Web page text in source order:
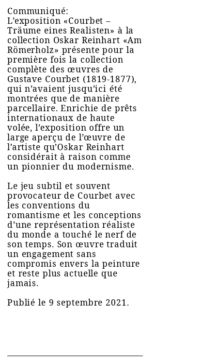
Communiqué:
L’exposition «Courbet –
Träume eines Realisten» à la
collection Oskar Reinhart «Am
Römerholz» présente pour la
première fois la collection
complète des œuvres de
Gustave Courbet (1819-1877),
qui n’avaient jusqu’ici été
montrées que de manière
parcellaire. Enrichie de prêts
internationaux de haute
volée, l’exposition offre un
large aperçu de l’œuvre de
l’artiste qu’Oskar Reinhart
considérait à raison comme
un pionnier du modernisme.
Le jeu subtil et souvent
provocateur de Courbet avec
les conventions du
romantisme et les conceptions
d’une représentation réaliste
du monde a touché le nerf de
son temps. Son œuvre traduit
un engagement sans
compromis envers la peinture
et reste plus actuelle que
jamais.
Publié le 9 septembre 2021.